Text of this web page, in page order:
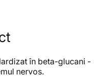
în beta-glucani -
nervos.